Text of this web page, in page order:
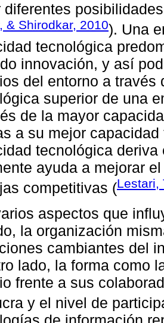
diferentes
& Shirodkar, 2010). Una
tecnológica
innovación, y así
del entorno a
superior de una
de la mayor
a su mejor
tecnológica
ayuda a mejorar
competitivas (Lestari,
aspectos que
la organización
cambiantes del
lado, la forma como
frente a sus
y el nivel de